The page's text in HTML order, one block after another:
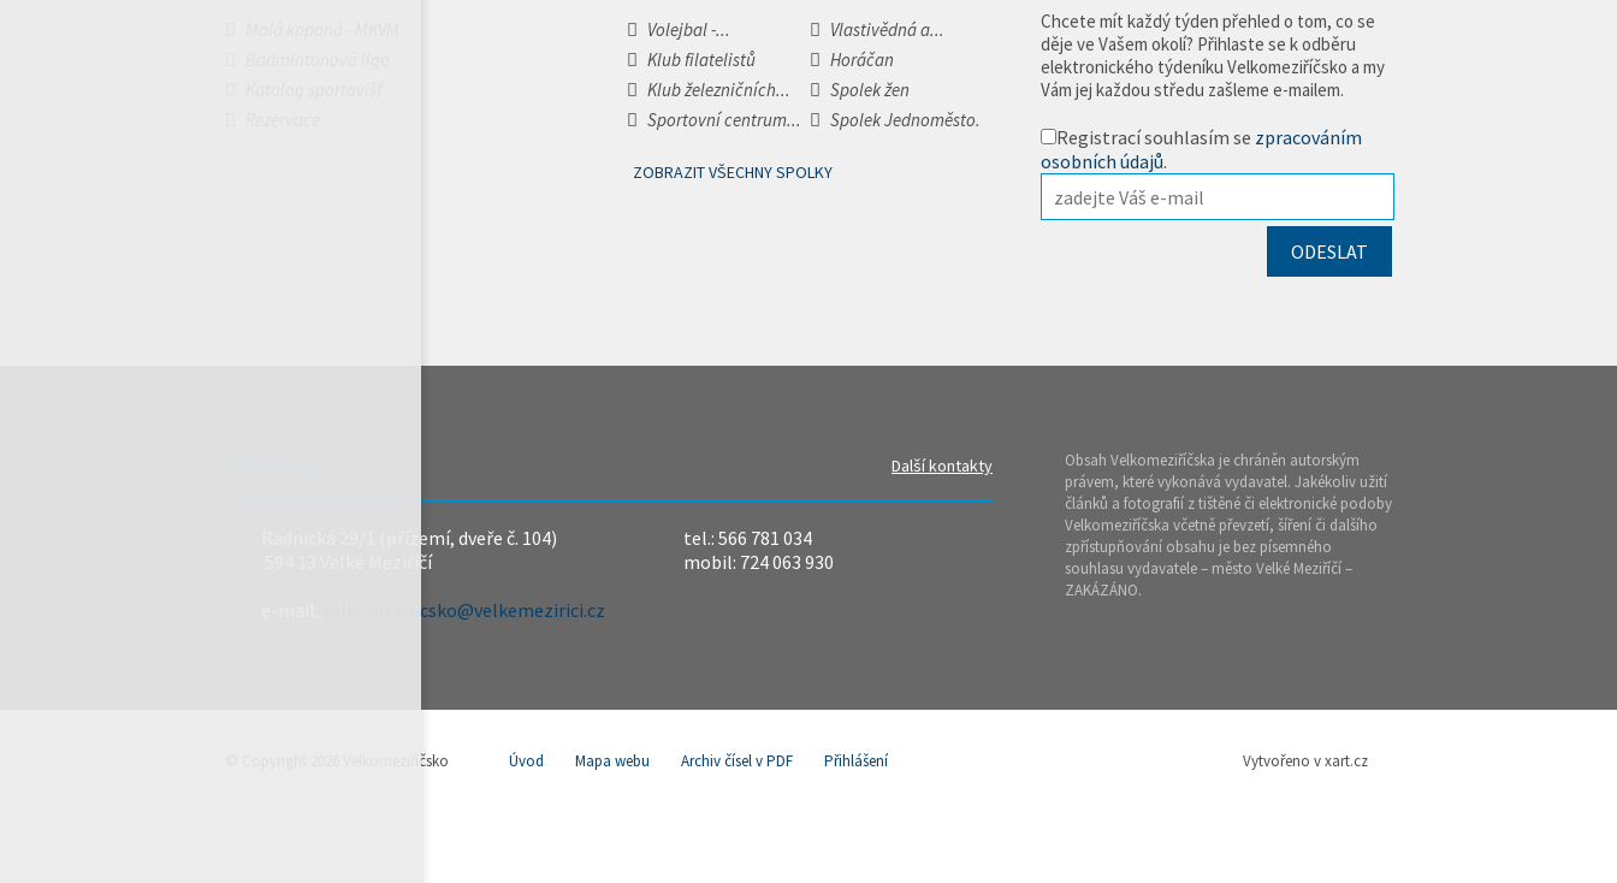
Volejbal -...
Vlastivědná a...
Klub filatelistů
Horáčan
Klub železničních...
Spolek žen
Sportovní centrum...
Spolek Jednoměsto.
ZOBRAZIT VŠECHNY SPOLKY
Chcete mít každý týden přehled o tom, co se
děje ve Vašem okolí? Přihlaste se k odběru
elektronického týdeníku Velkomeziříčsko a my
Vám jej každou středu zašleme e-mailem.
Registrací souhlasím se zpracováním
osobních údajů.
Další kontakty
Radnická 29/1 (přízemí, dveře č. 104)
594 13 Velké Meziříčí
velkomeziricsko@velkemezirici.cz
tel.: 566 781 034
mobil: 724 063 930
Obsah Velkomeziříčska je chráněn autorským
právem, které vykonává vydavatel. Jakékoliv užití
článků a fotografií z tištěné či elektronické podoby
Velkomeziříčska včetně převzetí, šíření či dalšího
zpřístupňování obsahu je bez písemného
souhlasu vydavatele – město Velké Meziříčí –
ZAKÁZÁNO.
© Copyright 2026 Velkomeziříčsko Úvod Mapa webu Archiv čísel v PDF Přihlášení Vytvořeno v xart.cz